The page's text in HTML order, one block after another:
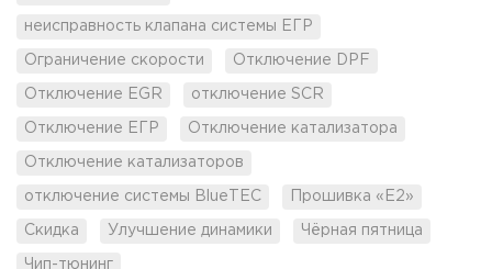
неисправность клапана системы ЕГР
Ограничение скорости Отключение DPF
Отключение EGR отключение SCR
Отключение ЕГР Отключение катализатора
Отключение катализаторов
отключение системы BlueTEC Прошивка «Е2»
Скидка Улучшение динамики Чёрная пятница
Чип-тюнинг